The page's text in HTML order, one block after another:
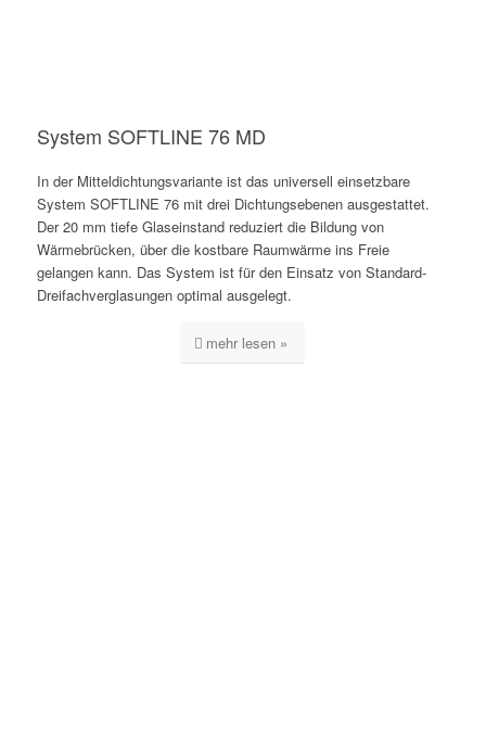
System SOFTLINE 76 MD
In der Mitteldichtungsvariante ist das universell einsetzbare
System SOFTLINE 76 mit drei Dichtungsebenen ausgestattet.
Der 20 mm tiefe Glaseinstand reduziert die Bildung von
Wärmebrücken, über die kostbare Raumwärme ins Freie
gelangen kann. Das System ist für den Einsatz von Standard-
Dreifachverglasungen optimal ausgelegt.
mehr lesen »